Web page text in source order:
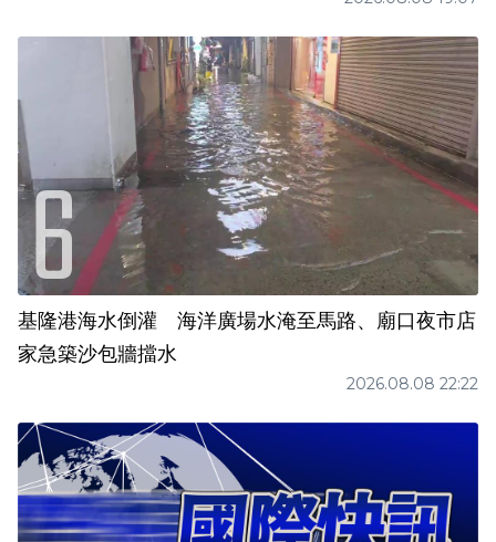
基隆港海水倒灌 海洋廣場水淹至馬路、廟口夜市店
家急築沙包牆擋水
2026.08.08 22:22